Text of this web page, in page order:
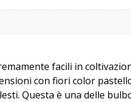
facili in
con fiori color
Questa è una delle